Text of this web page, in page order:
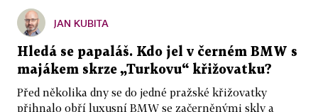
JAN KUBITA
Hledá se papaláš. Kdo jel v černém BMW s
majákem skrze „Turkovu“ křižovatku?
Před několika dny se do jedné pražské křižovatky
přihnalo obří luxusní BMW se začerněnými skly a